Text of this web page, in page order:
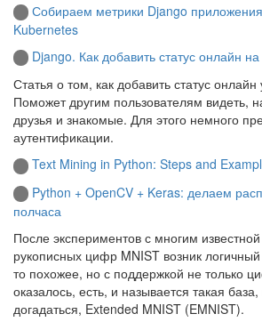
Собираем метрики Django
Kubernetes
Django. Как добавить статус онлайн
Статья о том, как добавить статус онлайн
Поможет другим пользователям видеть,
друзья и знакомые. Для этого немного
аутентификации.
Text Mining in Python: Steps and
Python + OpenCV + Keras: делаем
полчаса
После экспериментов с многим
рукописных цифр MNIST возник
то похожее, но с поддержкой не только
оказалось, есть, и называется такая
догадаться, Extended MNIST (EMNIST).